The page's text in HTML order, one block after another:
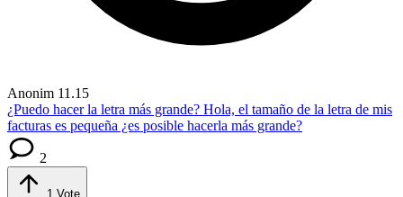
Anonim 11.15
¿Puedo hacer la letra más grande? Hola, el tamaño de la letra de mis
facturas es pequeña ¿es posible hacerla más grande?
2
1 Vote